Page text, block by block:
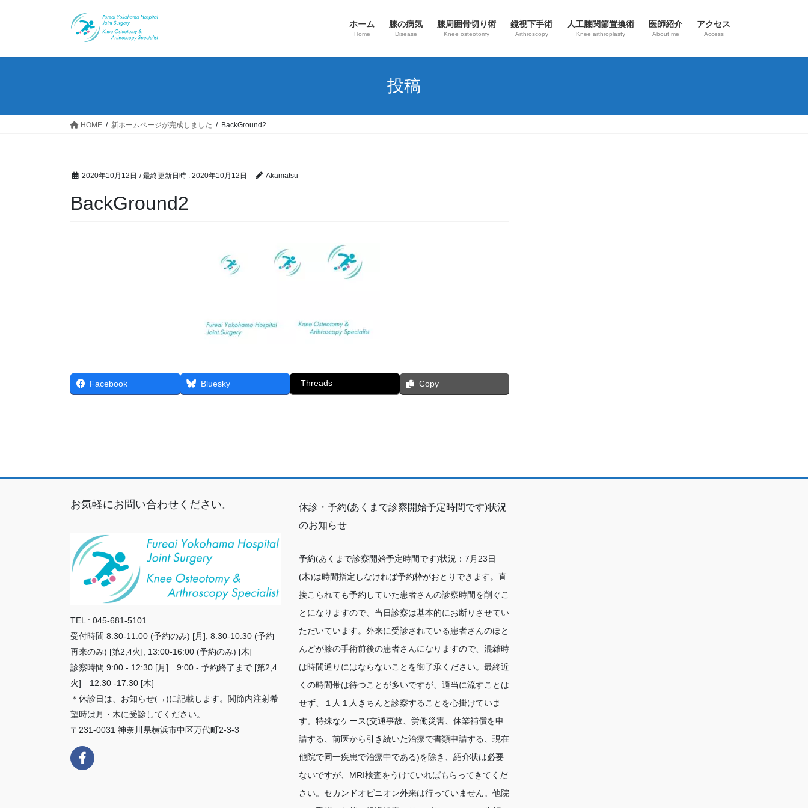
ホーム
Home
膝の病気
Disease
​膝周囲骨切り術
Knee osteotomy
鏡視下手術
Arthroscopy
人工膝関節置換術
Knee arthroplasty
医師紹介
About me
アクセス
Access
投稿
HOME 新ホームページが完成しました BackGround2
2020年10月12日 / 最終更新日時 : 2020年10月12日 Akamatsu
BackGround2
Facebook Bluesky Threads Copy
お気軽にお問い合わせください。
TEL : 045-681-5101
受付時間 8:30-11:00 (予約のみ) [月], 8:30-10:30 (予約
再来のみ) [第2,4火], 13:00-16:00 (予約のみ) [木]
診察時間 9:00 - 12:30 [月] 9:00 - 予約終了まで [第2,4
火] 12:30 -17:30 [木]
＊休診日は、お知らせ(→)に記載します。関節内注射希
望時は月・木に受診してください。
〒231-0031 神奈川県横浜市中区万代町2-3-3
休診・予約(あくまで診察開始予定時間です)状況
のお知らせ
予約(あくまで診察開始予定時間です)状況：7月23日
(木)は時間指定しなければ予約枠がおとりできます。直
接こられても予約していた患者さんの診察時間を削ぐこ
とになりますので、当日診察は基本的にお断りさせてい
ただいています。外来に受診されている患者さんのほと
んどが膝の手術前後の患者さんになりますので、混雑時
は時間通りにはならないことを御了承ください。最終近
くの時間帯は待つことが多いですが、適当に流すことは
せず、１人１人きちんと診察することを心掛けていま
す。特殊なケース(交通事故、労働災害、休業補償を申
請する、前医から引き続いた治療で書類申請する、現在
他院で同一疾患で治療中である)を除き、紹介状は必要
ないですが、MRI検査をうけていればもらってきてくだ
さい。セカンドオピニオン外来は行っていません。他院